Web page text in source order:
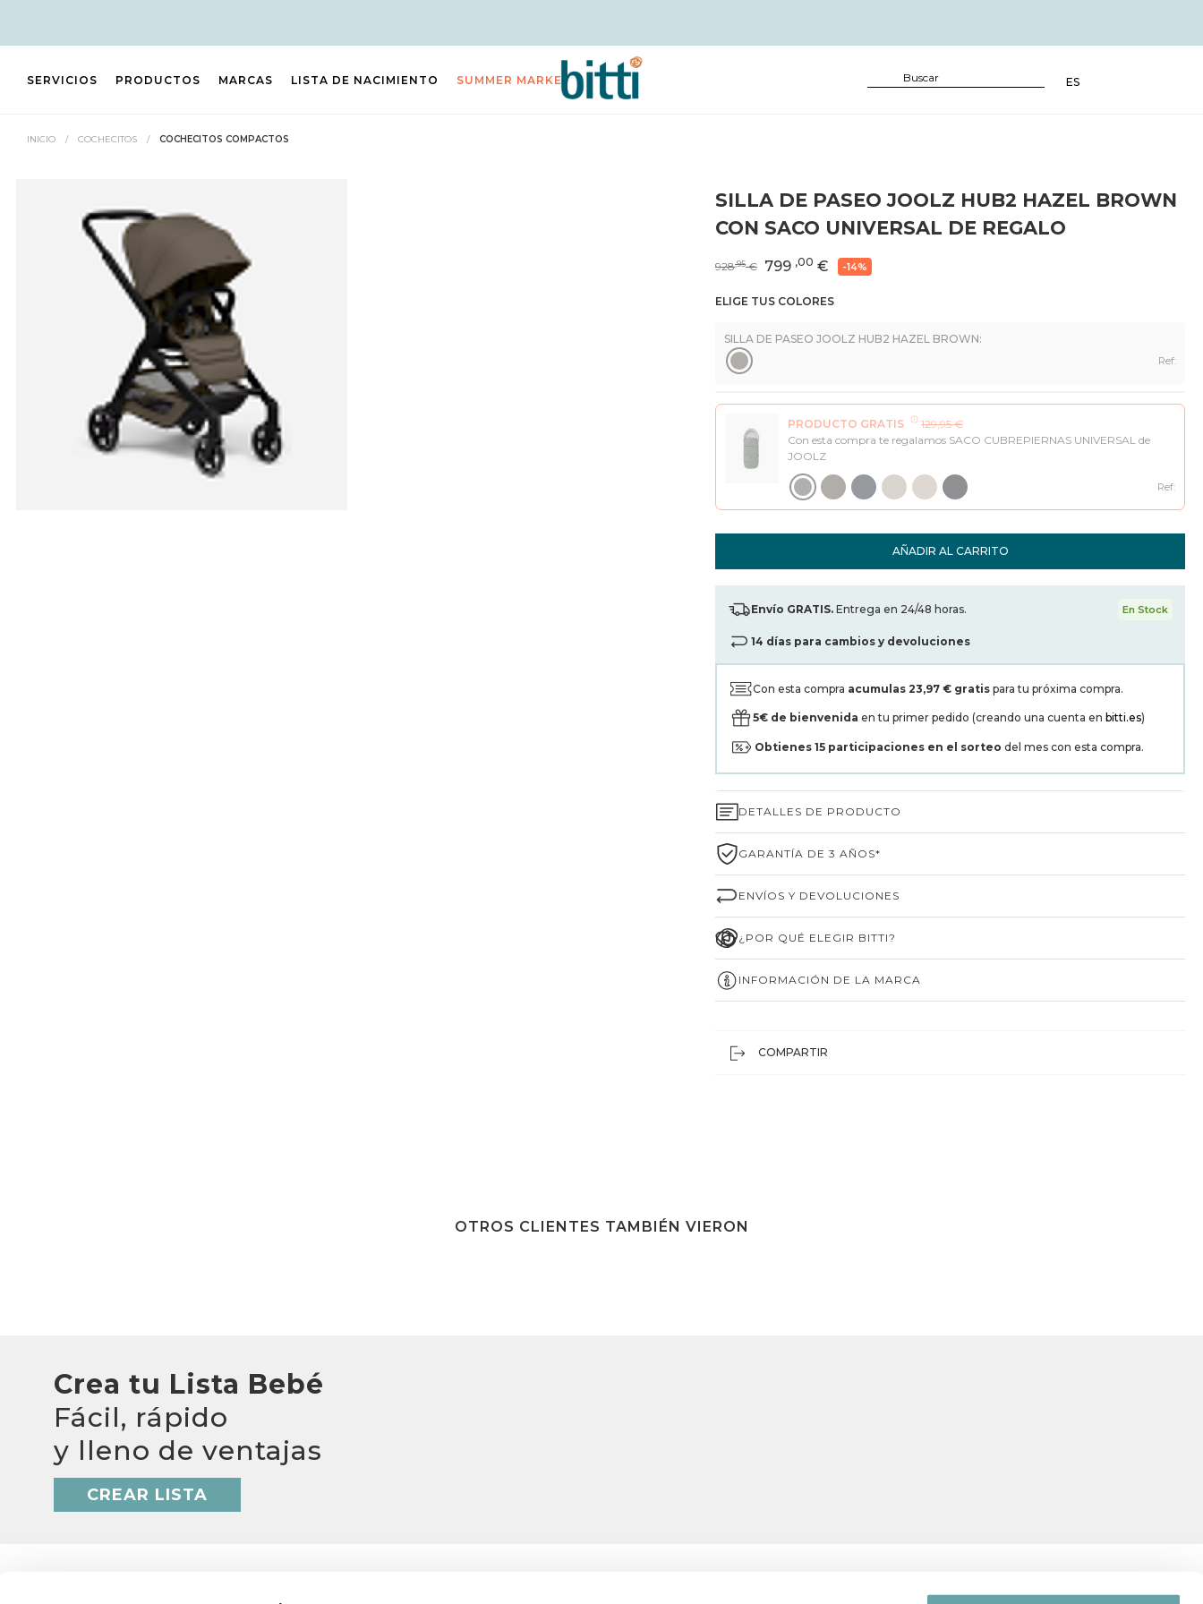
SERVICIOS PRODUCTOS MARCAS LISTA DE NACIMIENTO SUMMER MARKET ES
INICIO / COCHECITOS / COCHECITOS COMPACTOS
SILLA DE PASEO JOOLZ HUB2 HAZEL BROWN
CON SACO UNIVERSAL DE REGALO
928,95€ 799 ,00 € -14%
ELIGE TUS COLORES
SILLA DE PASEO JOOLZ HUB2 HAZEL BROWN:
Ref:
PRODUCTO GRATIS
129,95 €
Con esta compra te regalamos SACO CUBREPIERNAS UNIVERSAL de
JOOLZ
Ref:
AÑADIR AL CARRITO
Envío GRATIS. Entrega en 24/48 horas. En Stock
14 días para cambios y devoluciones
Con esta compra acumulas 23,97 € gratis para tu próxima compra.
5€ de bienvenida en tu primer pedido (creando una cuenta en bitti.es)
Obtienes 15 participaciones en el sorteo del mes con esta compra.
DETALLES DE PRODUCTO
GARANTÍA DE 3 AÑOS*
ENVÍOS Y DEVOLUCIONES
¿POR QUÉ ELEGIR BITTI?
INFORMACIÓN DE LA MARCA
COMPARTIR
OTROS CLIENTES TAMBIÉN VIERON
Crea tu Lista Bebé
Fácil, rápido
y lleno de ventajas
CREAR LISTA